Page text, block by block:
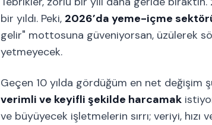
bir yıldı. Peki, 2026’da yeme-içme
gelir" mottosuna güveniyorsan, üzülerek
yetmeyecek.
Geçen 10 yılda gördüğüm en net değişim
verimli ve keyifli şekilde harcamak
ve büyüyecek işletmelerin sırrı; veriyi,